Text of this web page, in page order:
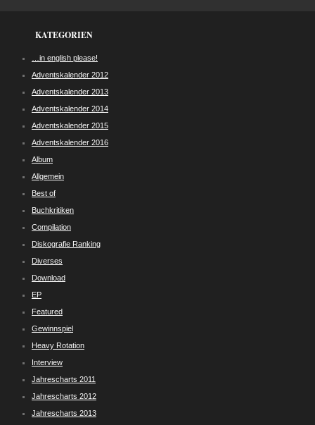
KATEGORIEN
…in english please!
Adventskalender 2012
Adventskalender 2013
Adventskalender 2014
Adventskalender 2015
Adventskalender 2016
Album
Allgemein
Best of
Buchkritiken
Compilation
Diskografie Ranking
Diverses
Download
EP
Featured
Gewinnspiel
Heavy Rotation
Interview
Jahrescharts 2011
Jahrescharts 2012
Jahrescharts 2013